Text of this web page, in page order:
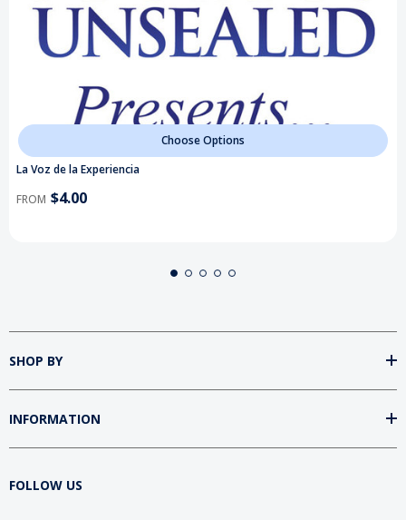
Choose Options
La Voz de la Experiencia
FROM $4.00
SHOP BY
INFORMATION
FOLLOW US